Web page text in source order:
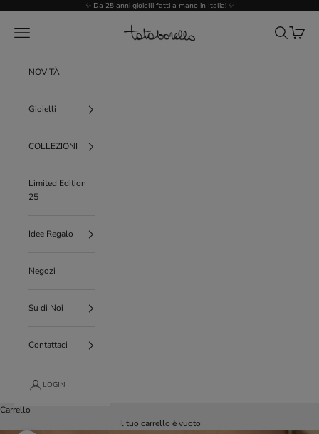
✨ Da 25 anni gioielli fatti a mano in Italia! ✨
Tataborello
Menù CercaCarrello
NOVITÀ
Gioielli
COLLEZIONI
Limited Edition
25
Idee Regalo
Negozi
Su di Noi
Contattaci
LOGIN
Carrello
Il tuo carrello è vuoto